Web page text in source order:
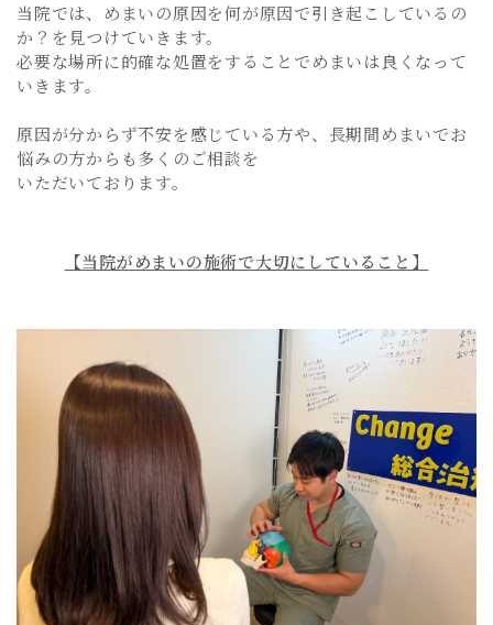
当院では、めまいの原因を何が原因で引き起こしているの
か？を見つけていきます。
必要な場所に的確な処置をすることでめまいは良くなって
いきます。
原因が分からず不安を感じている方や、長期間めまいでお
悩みの方からも多くのご相談を
いただいております。
【当院がめまいの施術で大切にしていること】